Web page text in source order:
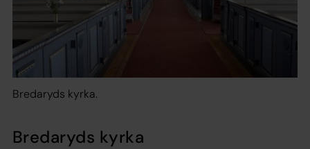
Bredaryds kyrka.
Bredaryds kyrka